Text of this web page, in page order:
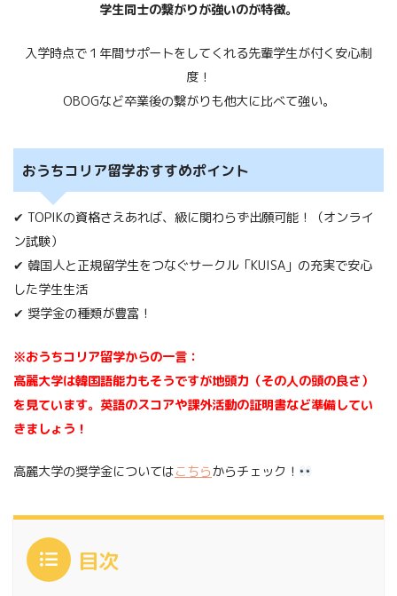
学生同士の繋がりが強いのが特徴。
入学時点で１年間サポートをしてくれる先輩学生が付く安心制
度！
OBOGなど卒業後の繋がりも他大に比べて強い。
おうちコリア留学おすすめポイント
✔ TOPIKの資格さえあれば、級に関わらず出願可能！（オンライ
ン試験）
✔ 韓国人と正規留学生をつなぐサークル「KUISA」の充実で安心
した学生生活
✔ 奨学金の種類が豊富！
※おうちコリア留学からの一言：
高麗大学は韓国語能力もそうですが地頭力（その人の頭の良さ）
を見ています。英語のスコアや課外活動の証明書など準備してい
きましょう！
高麗大学の奨学金についてはこちらからチェック！
目次